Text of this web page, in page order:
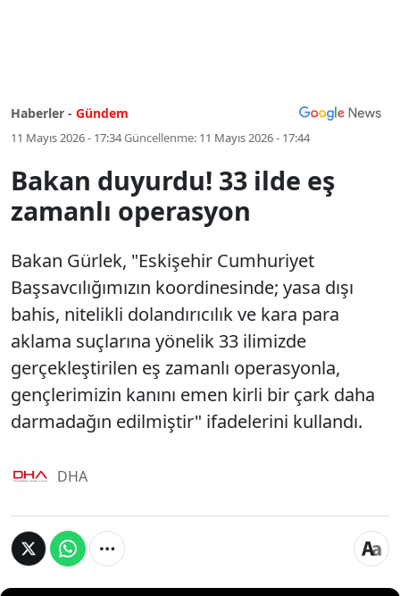
Haberler - Gündem
11 Mayıs 2026 - 17:34Güncellenme: 11 Mayıs 2026 - 17:44
Bakan duyurdu! 33 ilde eş
zamanlı operasyon
Bakan Gürlek, "Eskişehir Cumhuriyet
Başsavcılığımızın koordinesinde; yasa dışı
bahis, nitelikli dolandırıcılık ve kara para
aklama suçlarına yönelik 33 ilimizde
gerçekleştirilen eş zamanlı operasyonla,
gençlerimizin kanını emen kirli bir çark daha
darmadağın edilmiştir" ifadelerini kullandı.
DHA